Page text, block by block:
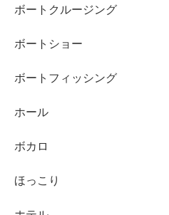
ボートクルージング
ボートショー
ボートフィッシング
ホール
ボカロ
ほっこり